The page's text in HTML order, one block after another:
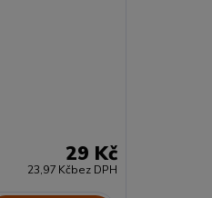
29 Kč
23,97 Kčbez DPH